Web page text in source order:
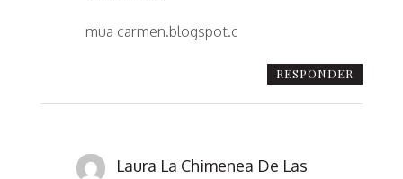
mua carmen.blogspot.c
RESPONDER
Laura La Chimenea De Las